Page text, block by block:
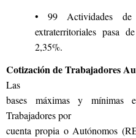
• 99 Actividades de
extraterritoriales pasa
2,35%.
Cotización de Trabajadores
Las
bases máximas y mínimas
Trabajadores por
cuenta propia o Autónomos